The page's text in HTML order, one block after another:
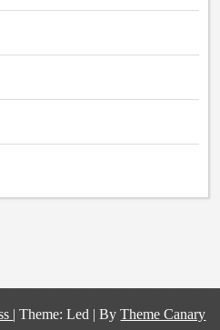
|Theme: Led |ByTheme Canary